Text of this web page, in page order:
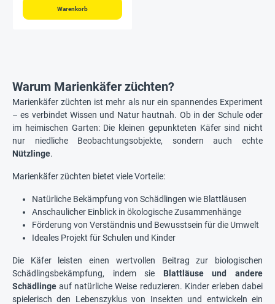
Warenkorb
Warum Marienkäfer züchten?
Marienkäfer züchten ist mehr als nur ein spannendes Experiment
– es verbindet Wissen und Natur hautnah. Ob in der Schule oder
im heimischen Garten: Die kleinen gepunkteten Käfer sind nicht
nur niedliche Beobachtungsobjekte, sondern auch echte
Nützlinge.
Marienkäfer züchten bietet viele Vorteile:
Natürliche Bekämpfung von Schädlingen wie Blattläusen
Anschaulicher Einblick in ökologische Zusammenhänge
Förderung von Verständnis und Bewusstsein für die Umwelt
Ideales Projekt für Schulen und Kinder
Die Käfer leisten einen wertvollen Beitrag zur biologischen
Schädlingsbekämpfung, indem sie Blattläuse und andere
Schädlinge auf natürliche Weise reduzieren. Kinder erleben dabei
spielerisch den Lebenszyklus von Insekten und entwickeln ein